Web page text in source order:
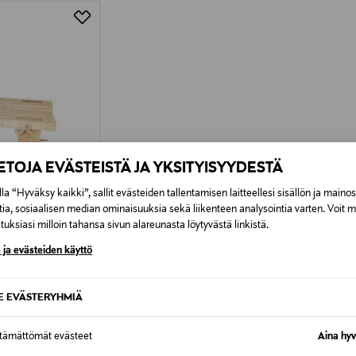
EVÄSTEISTÄ JA YKSITYISYYDESTÄ
“Hyväksy kaikki”, sallit evästeiden tallentamisen laitteellesi sisällön ja
sosiaalisen median ominaisuuksia sekä liikenteen analysointia varten. Voit
milloin tahansa sivun alareunasta löytyvästä linkistä.
ja evästeiden käyttö
EVÄSTERYHMIÄ
evästeet Aina